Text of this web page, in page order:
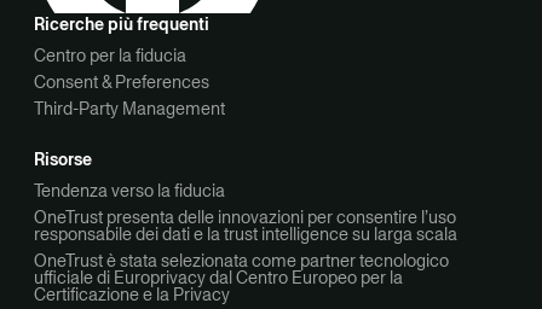
Ricerche più frequenti
Centro per la fiducia
Consent & Preferences
Third-Party Management
Risorse
Tendenza verso la fiducia
OneTrust presenta delle innovazioni per consentire l’uso
responsabile dei dati e la trust intelligence su larga scala
OneTrust è stata selezionata come partner tecnologico
ufficiale di Europrivacy dal Centro Europeo per la
Certificazione e la Privacy